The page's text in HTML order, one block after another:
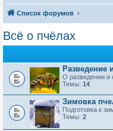
Список форумов
Всё о пчёлах
Разведение
О разведении и
Темы: 14
Зимовка
Подготовка к
Темы: 2